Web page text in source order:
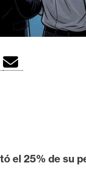
el 25% de su